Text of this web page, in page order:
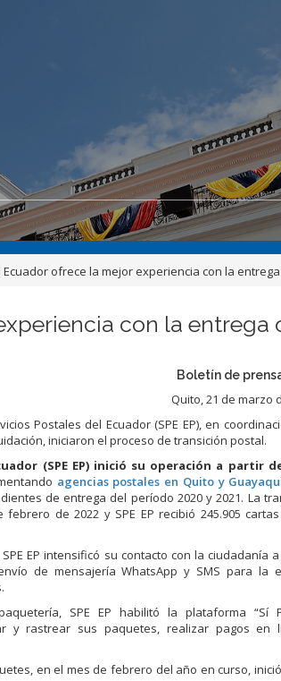
Ecuador ofrece la mejor experiencia con la
con la
Boletín de
Quito, 21 de marzo
Postales del Ecuador (SPE EP), en
iniciaron el proceso de transición postal.
(SPE EP) inició su operación a partir
agencias postales en Quito y
de entrega del período 2020 y 2021. La
de 2022 y SPE EP recibió 245.905
EP intensificó su contacto con la ciudadanía
de mensajería WhatsApp y SMS para la
SPE EP habilitó la plataforma “Sí
y rastrear sus paquetes, realizar pagos en
en el mes de febrero del año en curso,